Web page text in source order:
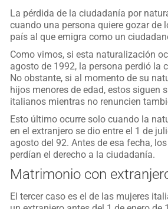
La pérdida de la ciudadanía por
cuando una persona quiere gozar de
país al que emigra como un
Como vimos, si esta naturalización
agosto de 1992, la persona perdió la
No obstante, si al momento de su
hijos menores de edad, estos siguen
italianos mientras no renuncien
Esto último ocurre solo cuando la
en el extranjero se dio entre el 1 de
agosto del 92. Antes de esa fecha,
perdían el derecho a la ciudadanía.
Matrimonio con
El tercer caso es el de las mujeres